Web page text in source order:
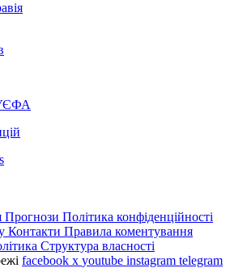
Прогнози Політика конфіденційності
Контакти Правила коментування
Структура власності
facebook x youtube instagram telegram